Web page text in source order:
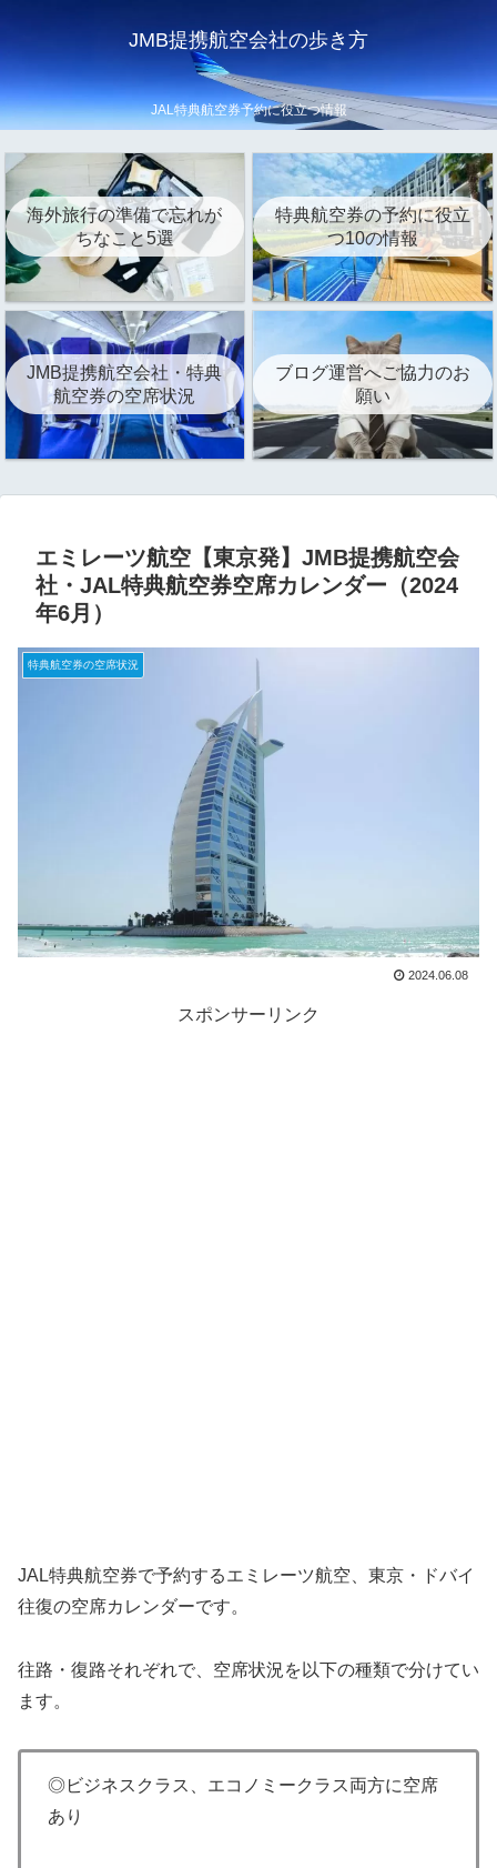
JMB提携航空会社の歩き方
JAL特典航空券予約に役立つ情報
海外旅行の準備で忘れが
ちなこと5選
特典航空券の予約に役立
つ10の情報
JMB提携航空会社・特典
航空券の空席状況
ブログ運営へご協力のお
願い
エミレーツ航空【東京発】JMB提携航空会
社・JAL特典航空券空席カレンダー（2024
年6月）
特典航空券の空席状況
2024.06.08
スポンサーリンク
JAL特典航空券で予約するエミレーツ航空、東京・ドバイ
往復の空席カレンダーです。
往路・復路それぞれで、空席状況を以下の種類で分けてい
ます。
◎ビジネスクラス、エコノミークラス両方に空席
あり